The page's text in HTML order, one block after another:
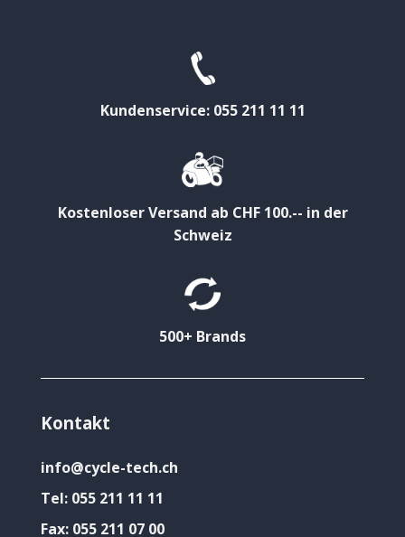
Kundenservice: 055 211 11 11
Kostenloser Versand ab CHF 100.-- in der
Schweiz
500+ Brands
Kontakt
info@cycle-tech.ch
Tel: 055 211 11 11
Fax: 055 211 07 00